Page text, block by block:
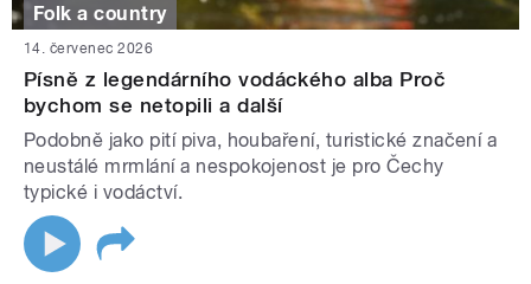
Folk a country
14. červenec 2026
Písně z legendárního vodáckého alba Proč
bychom se netopili a další
Podobně jako pití piva, houbaření, turistické značení a
neustálé mrmlání a nespokojenost je pro Čechy
typické i vodáctví.